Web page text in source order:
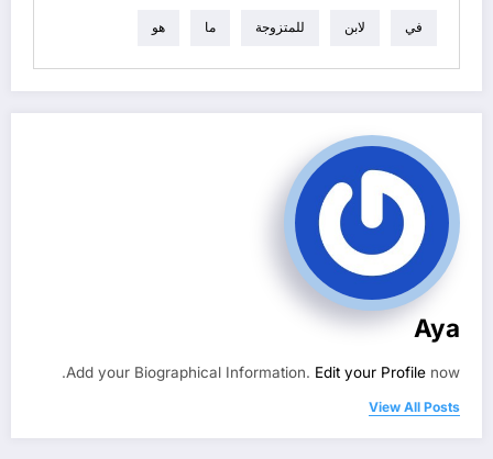
في لابن للمتزوجة ما هو
Aya
Add your Biographical Information. Edit your Profile now.
View All Posts